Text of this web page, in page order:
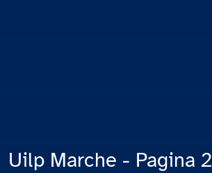
Uilp Marche - Pagina 2